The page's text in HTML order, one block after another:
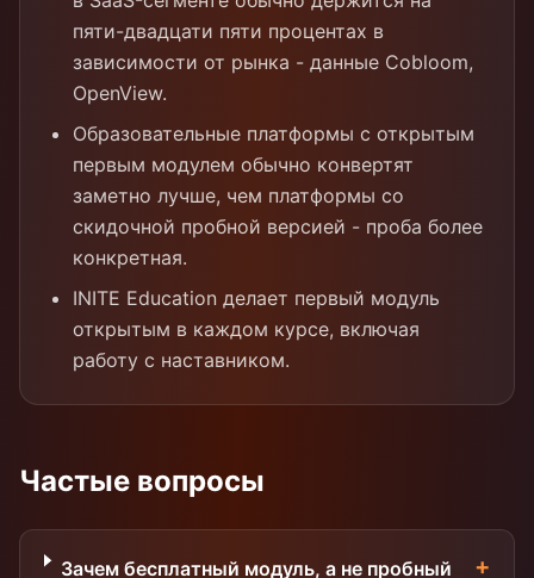
пяти-двадцати пяти процентах в
зависимости от рынка - данные Cobloom,
OpenView.
Образовательные платформы с открытым
первым модулем обычно конвертят
заметно лучше, чем платформы со
скидочной пробной версией - проба более
конкретная.
INITE Education делает первый модуль
открытым в каждом курсе, включая
работу с наставником.
Частые вопросы
Зачем бесплатный модуль, а не пробный
+